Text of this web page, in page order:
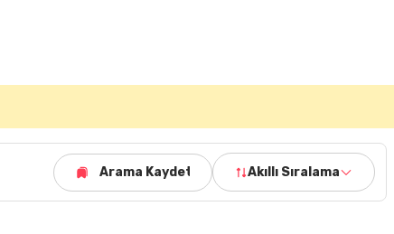
Arama Kaydet Akıllı Sıralama